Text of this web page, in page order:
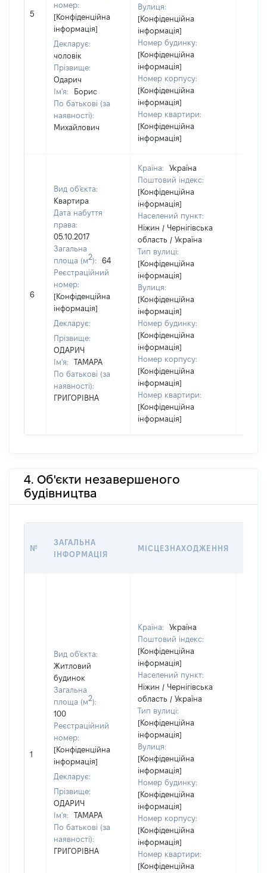
5
номер:
[Конфіденційна
інформація]
Декларує:
чоловік
Прізвище:
Одарич
Ім'я:
Борис
По батькові (за
наявності):
Михайлович
Вулиця:
[Конфіденційна
інформація]
Номер будинку:
[Конфіденційна
інформація]
Номер корпусу:
[Конфіденційна
інформація]
Номер квартири:
[Конфіденційна
інформація]
6
Вид об'єкта:
Квартира
Дата набуття
права:
05.10.2017
Загальна
площа (м2):
64
Реєстраційний
номер:
[Конфіденційна
інформація]
Декларує:
Прізвище:
ОДАРИЧ
Ім'я:
ТАМАРА
По батькові (за
наявності):
ГРИГОРІВНА
Країна:
Україна
Поштовий індекс:
[Конфіденційна
інформація]
Населений пункт:
Ніжин / Чернігівська
область / Україна
Тип вулиці:
[Конфіденційна
інформація]
Вулиця:
[Конфіденційна
інформація]
Номер будинку:
[Конфіденційна
інформація]
Номер корпусу:
[Конфіденційна
інформація]
Номер квартири:
[Конфіденційна
інформація]
4. Об'єкти незавершеного
будівництва
№
ЗАГАЛЬНА
ІНФОРМАЦІЯ
МІСЦЕЗНАХОДЖЕННЯ
1
Вид об'єкта:
Житловий
будинок
Загальна
площа (м2):
100
Реєстраційний
номер:
[Конфіденційна
інформація]
Декларує:
Прізвище:
ОДАРИЧ
Ім'я:
ТАМАРА
По батькові (за
наявності):
ГРИГОРІВНА
Країна:
Україна
Поштовий індекс:
[Конфіденційна
інформація]
Населений пункт:
Ніжин / Чернігівська
область / Україна
Тип вулиці:
[Конфіденційна
інформація]
Вулиця:
[Конфіденційна
інформація]
Номер будинку:
[Конфіденційна
інформація]
Номер корпусу:
[Конфіденційна
інформація]
Номер квартири:
[Конфіденційна